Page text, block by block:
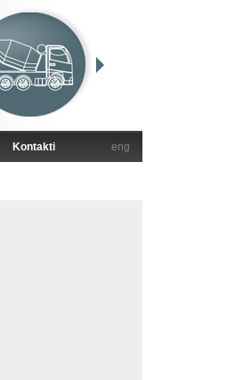
Kontakti eng